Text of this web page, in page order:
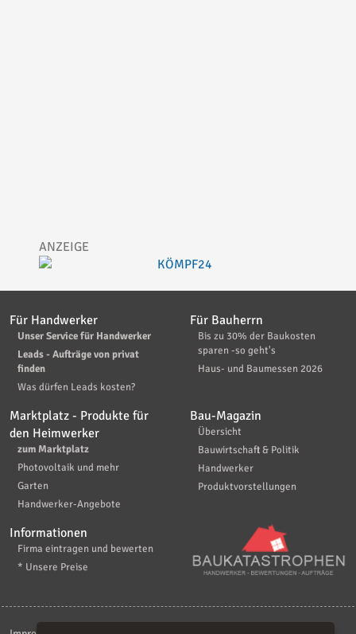
Für Handwerker
Unser Service für Handwerker
Leads - Aufträge von privat
finden
Was dürfen Leads kosten?
Für Bauherrn
Bis zu 30% der Baukosten
sparen -so geht's
Haus- und Baumessen 2026
Marktplatz - Produkte für
den Heimwerker
zum Marktplatz
Photovoltaik und mehr
Garten
Handwerker-Angebote
Bau-Magazin
Übersicht
Bauwirtschaft & Politik
Handwerker
Produktvorstellungen
Informationen
Firma eintragen und bewerten
* Unsere Preise